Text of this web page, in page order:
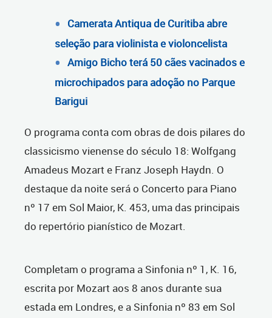
Camerata Antiqua de Curitiba abre
seleção para violinista e violoncelista
Amigo Bicho terá 50 cães vacinados e
microchipados para adoção no Parque
Barigui
O programa conta com obras de dois pilares do
classicismo vienense do século 18: Wolfgang
Amadeus Mozart e Franz Joseph Haydn. O
destaque da noite será o Concerto para Piano
nº 17 em Sol Maior, K. 453, uma das principais
do repertório pianístico de Mozart.
Completam o programa a Sinfonia nº 1, K. 16,
escrita por Mozart aos 8 anos durante sua
estada em Londres, e a Sinfonia nº 83 em Sol